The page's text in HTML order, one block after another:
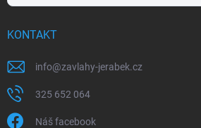
KONTAKT
info@zavlahy-jerabek.cz
325 652 064
Náš facebook